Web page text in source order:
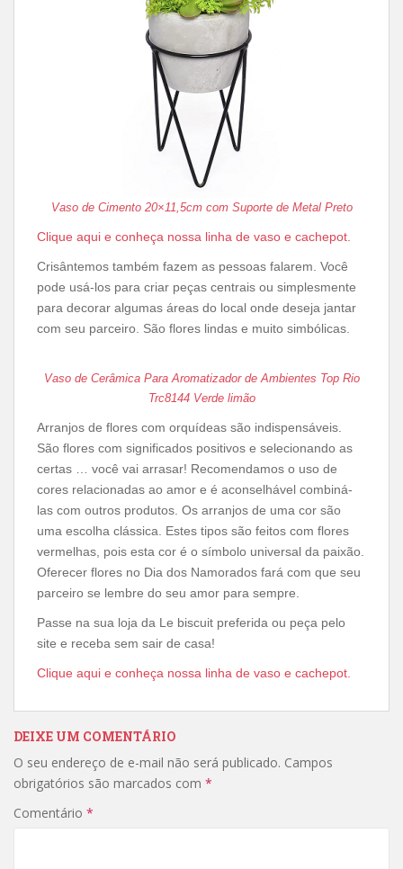
Vaso de Cimento 20×11,5cm com Suporte de Metal Preto
Clique aqui e conheça nossa linha de vaso e cachepot.
Crisântemos também fazem as pessoas falarem. Você
pode usá-los para criar peças centrais ou simplesmente
para decorar algumas áreas do local onde deseja jantar
com seu parceiro. São flores lindas e muito simbólicas.
Vaso de Cerâmica Para Aromatizador de Ambientes Top Rio
Trc8144 Verde limão
Arranjos de flores com orquídeas são indispensáveis.
São flores com significados positivos e selecionando as
certas … você vai arrasar! Recomendamos o uso de
cores relacionadas ao amor e é aconselhável combiná-
las com outros produtos. Os arranjos de uma cor são
uma escolha clássica. Estes tipos são feitos com flores
vermelhas, pois esta cor é o símbolo universal da paixão.
Oferecer flores no Dia dos Namorados fará com que seu
parceiro se lembre do seu amor para sempre.
Passe na sua loja da Le biscuit preferida ou peça pelo
site e receba sem sair de casa!
Clique aqui e conheça nossa linha de vaso e cachepot.
DEIXE UM COMENTÁRIO
O seu endereço de e-mail não será publicado. Campos
obrigatórios são marcados com *
Comentário *